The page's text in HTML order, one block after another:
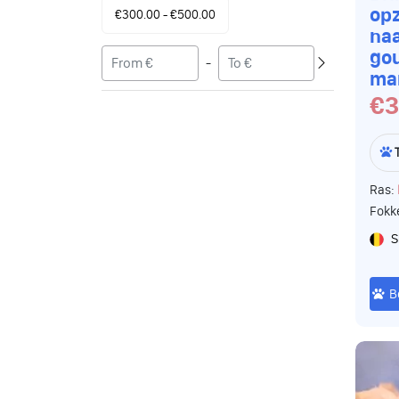
€300.00 - €500.00
-
Ras: